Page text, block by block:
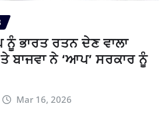
ਭਾਰਤ ਰਤਨ ਦੇਣ ਵਾਲਾ
ਬਾਜਵਾ ਨੇ ‘ਆਪ’ ਸਰਕਾਰ ਨੂੰ
Mar 16, 2026